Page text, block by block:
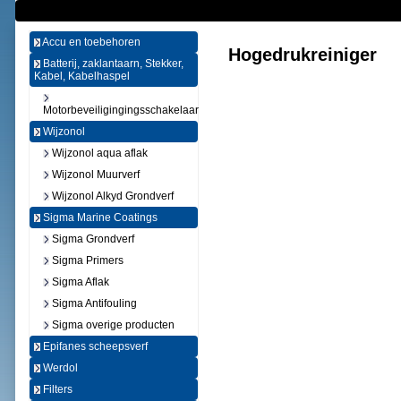
Accu en toebehoren
Batterij, zaklantaarn, Stekker,
Kabel, Kabelhaspel
Motorbeveiligingingsschakelaar
Wijzonol
Wijzonol aqua aflak
Wijzonol Muurverf
Wijzonol Alkyd Grondverf
Sigma Marine Coatings
Sigma Grondverf
Sigma Primers
Sigma Aflak
Sigma Antifouling
Sigma overige producten
Epifanes scheepsverf
Werdol
Filters
Hogedrukreiniger